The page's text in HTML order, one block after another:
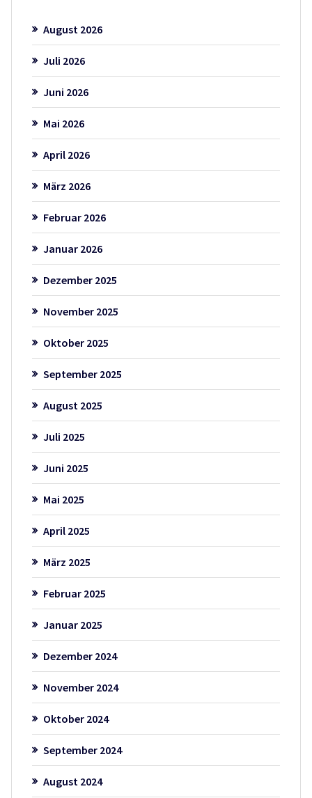
August 2026
Juli 2026
Juni 2026
Mai 2026
April 2026
März 2026
Februar 2026
Januar 2026
Dezember 2025
November 2025
Oktober 2025
September 2025
August 2025
Juli 2025
Juni 2025
Mai 2025
April 2025
März 2025
Februar 2025
Januar 2025
Dezember 2024
November 2024
Oktober 2024
September 2024
August 2024